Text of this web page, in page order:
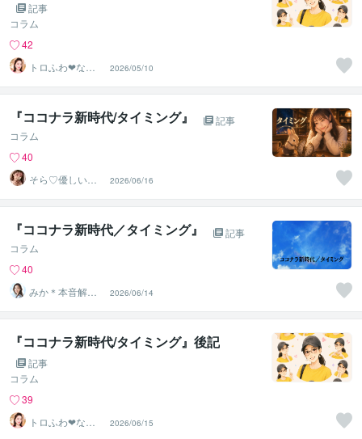
記事
コラム
42
トロふわ❤なつ
こ
2026/05/10
『ココナラ新時代/タイミング』
記事
コラム
40
そら♡優しいCaf
e〜こころの休憩
室☘️
2026/06/16
『ココナラ新時代／タイミング』
記事
コラム
40
みか＊本音解放
サポーター
2026/06/14
『ココナラ新時代/タイミング』後記
記事
コラム
39
トロふわ❤なつ
こ
2026/06/15